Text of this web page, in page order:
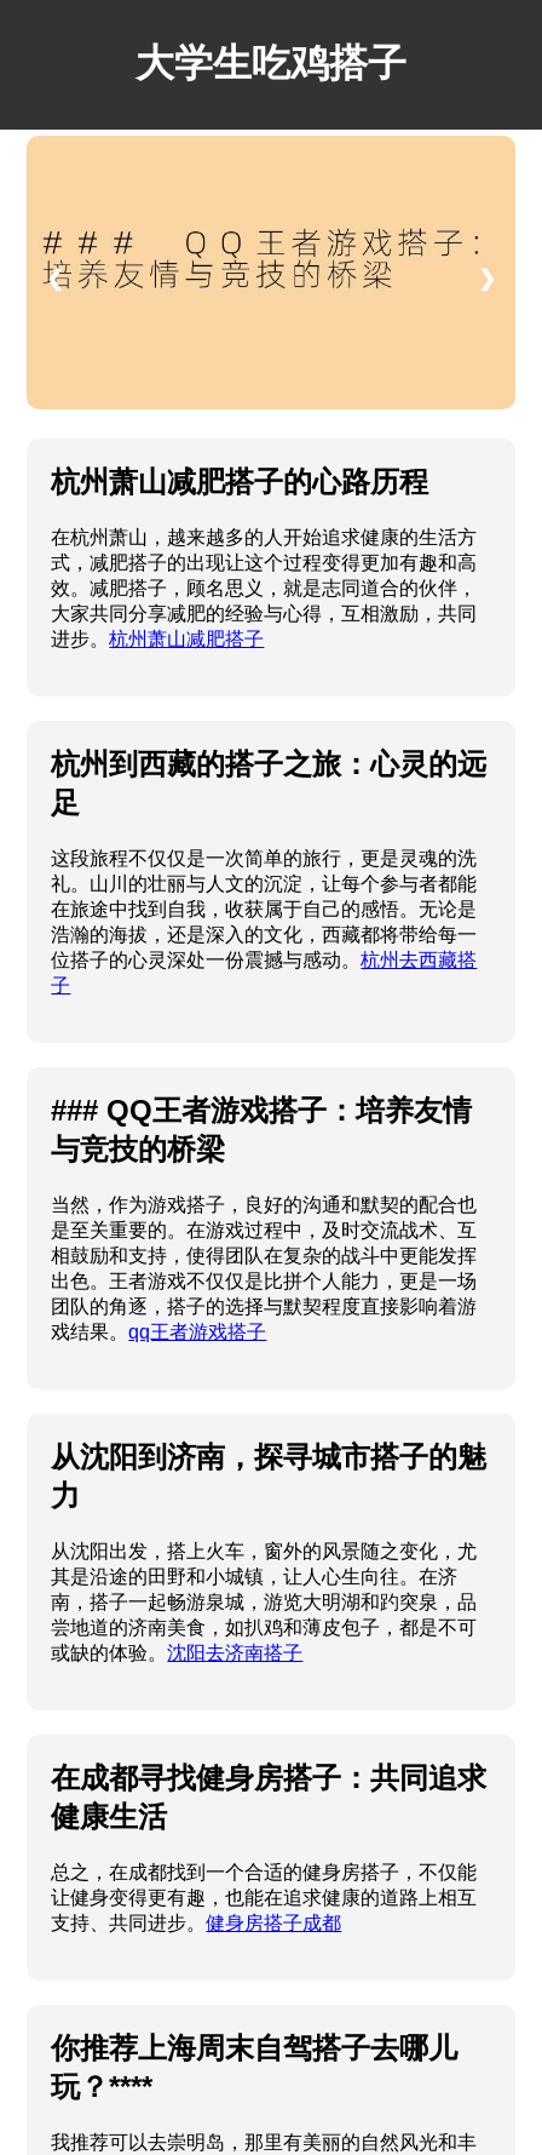
大学生吃鸡搭子
❮ ❯
杭州萧山减肥搭子的心路历程
在杭州萧山，越来越多的人开始追求健康的生活方
式，减肥搭子的出现让这个过程变得更加有趣和高
效。减肥搭子，顾名思义，就是志同道合的伙伴，
大家共同分享减肥的经验与心得，互相激励，共同
进步。杭州萧山减肥搭子
杭州到西藏的搭子之旅：心灵的远
足
这段旅程不仅仅是一次简单的旅行，更是灵魂的洗
礼。山川的壮丽与人文的沉淀，让每个参与者都能
在旅途中找到自我，收获属于自己的感悟。无论是
浩瀚的海拔，还是深入的文化，西藏都将带给每一
位搭子的心灵深处一份震撼与感动。杭州去西藏搭
子
### QQ王者游戏搭子：培养友情
与竞技的桥梁
当然，作为游戏搭子，良好的沟通和默契的配合也
是至关重要的。在游戏过程中，及时交流战术、互
相鼓励和支持，使得团队在复杂的战斗中更能发挥
出色。王者游戏不仅仅是比拼个人能力，更是一场
团队的角逐，搭子的选择与默契程度直接影响着游
戏结果。qq王者游戏搭子
从沈阳到济南，探寻城市搭子的魅
力
从沈阳出发，搭上火车，窗外的风景随之变化，尤
其是沿途的田野和小城镇，让人心生向往。在济
南，搭子一起畅游泉城，游览大明湖和趵突泉，品
尝地道的济南美食，如扒鸡和薄皮包子，都是不可
或缺的体验。沈阳去济南搭子
在成都寻找健身房搭子：共同追求
健康生活
总之，在成都找到一个合适的健身房搭子，不仅能
让健身变得更有趣，也能在追求健康的道路上相互
支持、共同进步。健身房搭子成都
你推荐上海周末自驾搭子去哪儿
玩？****
我推荐可以去崇明岛，那里有美丽的自然风光和丰